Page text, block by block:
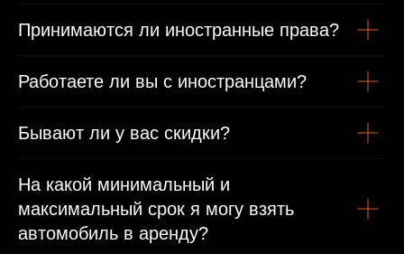
Гражданам РФ
Гражданский паспорт
Водительское удостоверение
Иностранным гражданам
Паспорт
Принимаются ли иностранные права?
Работаете ли вы с иностранцами?
Бывают ли у вас скидки?
На какой минимальный и
максимальный срок я могу взять
автомобиль в аренду?